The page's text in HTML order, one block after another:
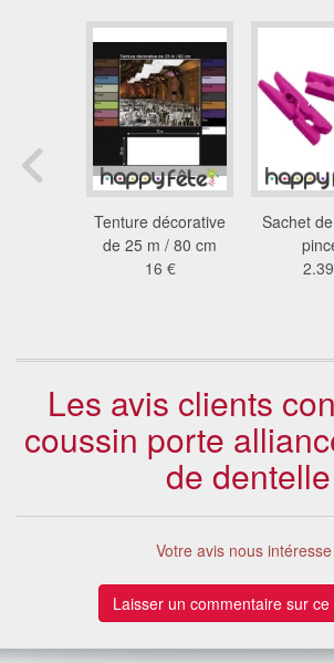
Tenture décorative
de 25 m / 80 cm
16 €
Sachet
Les avis clients
coussin porte
de dentelle
Votre avis nous
Laisser un commentaire sur